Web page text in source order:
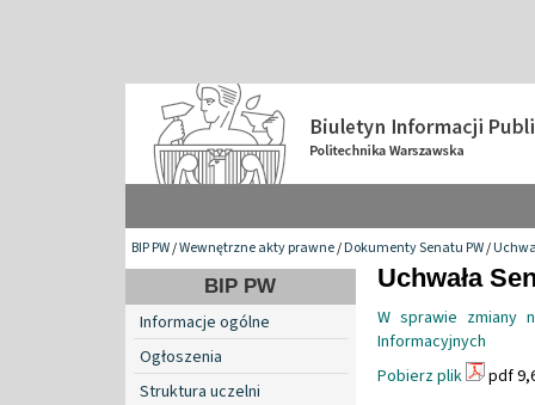
BIP PW/Wewnętrzne akty prawne/Dokumenty Senatu PW/
BIP PW
Informacje ogólne
Ogłoszenia
Struktura uczelni
Uchwała
W sprawie zmiany
Informacyjnych
Pobierz plik
pdf